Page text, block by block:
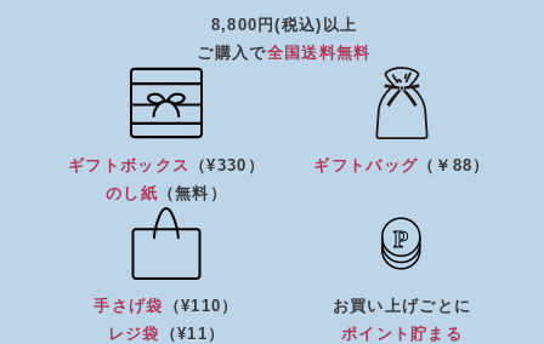
8,800円(税込)以上
ご購入で全国送料無料
ギフトボックス
（¥330）
のし紙 （無料）
ギフトバッグ （￥88）
手さげ袋
（¥110）
レジ袋
（¥11）
お買い上げごとに
ポイント貯まる